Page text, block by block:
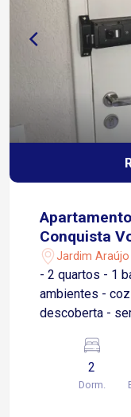
Conquista
Jardim
- 2 quartos - 1
ambientes - cozinha - 1 vaga de
descoberta -
2
Dorm.